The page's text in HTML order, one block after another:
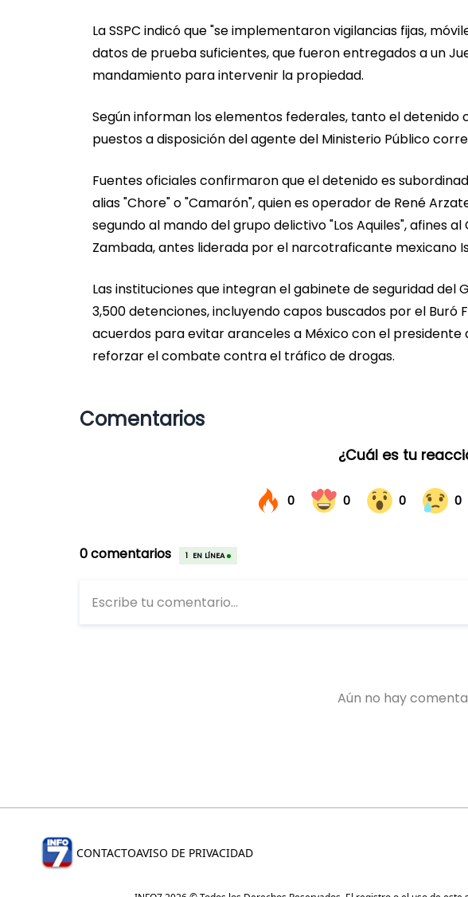
La SSPC indicó que "se implementaron vigilancias fijas,
datos de prueba suficientes, que fueron entregados a un
mandamiento para intervenir la propiedad.
Según informan los elementos federales, tanto el detenido
puestos a disposición del agente del Ministerio Público
Fuentes oficiales confirmaron que el detenido es
alias "Chore" o "Camarón", quien es operador de René
segundo al mando del grupo delictivo "Los Aquiles", afines
Zambada, antes liderada por el narcotraficante mexicano
Las instituciones que integran el gabinete de seguridad del
3,500 detenciones, incluyendo capos buscados por el Buró
acuerdos para evitar aranceles a México con el presidente
reforzar el combate contra el tráfico de drogas.
Comentarios
CONTACTOAVISO DE PRIVACIDAD